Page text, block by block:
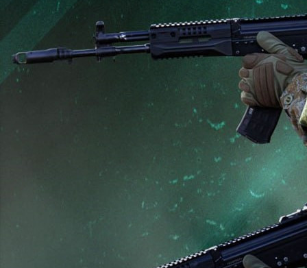
Общество
29.11.2025 18:44
В ответ на террористические атаки Украины по гражданским
объектам на территории России сегодня ночью
Вооружёнными Силами Российской Федерации нанесён
массированный удар высокоточным оружием и
беспилотными летательными аппаратами по предприятиям